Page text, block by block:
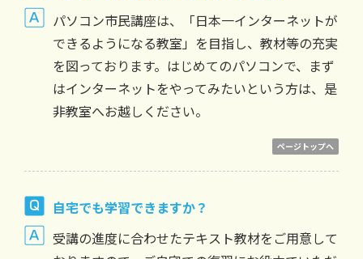
パソコン市民講座は、「日本一インターネットが
できるようになる教室」を目指し、教材等の充実
を図っております。はじめてのパソコンで、まず
はインターネットをやってみたいという方は、是
非教室へお越しください。
ページトップへ
自宅でも学習できますか？
受講の進度に合わせたテキスト教材をご用意して